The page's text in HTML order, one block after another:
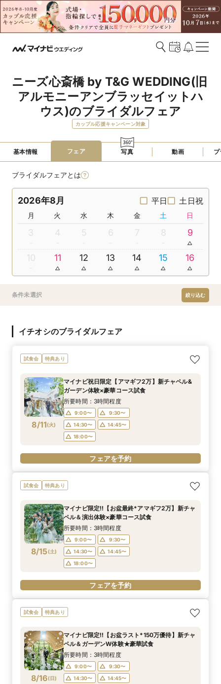
ニーズ心斎橋 by T&G WEDDING(旧
アルモニーアンブラッセイットハ
ウス)のブライダルフェア
カップル応援キャンペーン対象
基本情報 フェア 写真 動画
ブライダルフェアとは
2026年8月 平日 土日祝
月 火 水 木 金 土 日
3 4 5 6 7 8 9
10 11 12 13 14 15 16
条件未選択 絞り込む
イチオシのブライダルフェア
試食会 特典あり
8/11(火)
マイナビ祝日限定【アマギフ2万】新チャペル&
ガーデン体験×豪華コース試食
所要時間：3時間程度
9:00〜
9:30〜
14:30〜
14:45〜
18:00〜
フェアを予約
試食会 特典あり
8/15(土)
マイナビ限定!!【お盆最終*アマギフ2万】新チャ
ペル＆演出体験×豪華コース試食
所要時間：3時間程度
9:00〜
9:30〜
14:30〜
14:45〜
18:00〜
フェアを予約
試食会 特典あり
8/16(日)
マイナビ限定!!【お盆ラスト*150万優待】新チャ
ペル＆ガーデンW体験★豪華試食
所要時間：3時間程度
9:00〜
9:30〜
14:30〜
14:45〜